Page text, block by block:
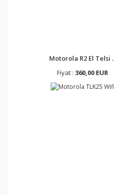
Motorola R2 El Telsi
Fiyat : 360,00 EUR